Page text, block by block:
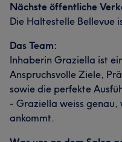
Nächste öffentliche
Die Haltestelle Bellevue
Das Team:
Inhaberin Graziella ist
Anspruchsvolle Ziele,
sowie die perfekte
- Graziella weiss genau,
ankommt.